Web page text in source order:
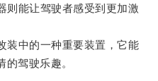
能让驾驶者感受到更加激
中的一种重要装置，它能
驾驶乐趣。